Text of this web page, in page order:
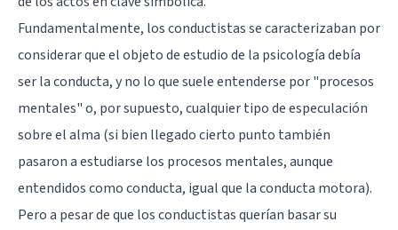
Fundamentalmente, los conductistas se caracterizaban por
considerar que el objeto de estudio de la psicología debía
ser la conducta, y no lo que suele entenderse por "procesos
mentales" o, por supuesto, cualquier tipo de especulación
sobre el alma (si bien llegado cierto punto también
pasaron a estudiarse los procesos mentales, aunque
entendidos como conducta, igual que la conducta motora).
Pero a pesar de que los conductistas querían basar su